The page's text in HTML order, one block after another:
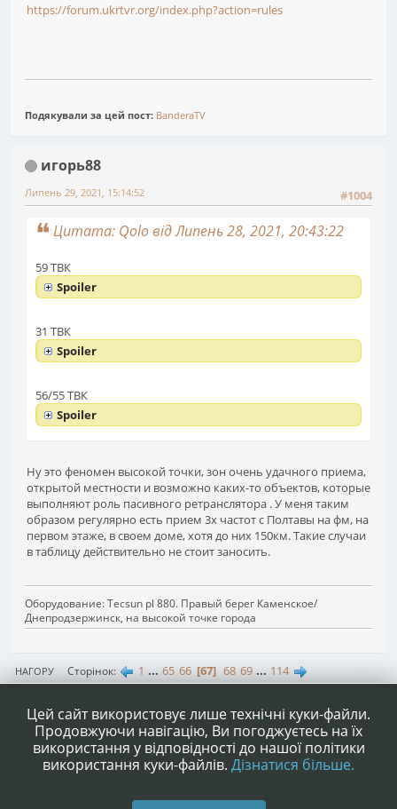
https://forum.ukrtvr.org/index.php?action=rules
Подякували за цей пост: BanderaTV
игорь88
#1004
Липень 29, 2021, 15:14:52
Цитата: Qolo від Липень 28, 2021, 20:43:22
59 ТВК
Spoiler
31 ТВК
Spoiler
56/55 ТВК
Spoiler
Ну это феномен высокой точки, зон очень удачного приема,
открытой местности и возможно каких-то объектов, которые
выполняют роль пасивного ретранслятора . У меня таким
образом регулярно есть прием 3х частот с Полтавы на фм, на
первом этаже, в своем доме, хотя до них 150км. Такие случаи
в таблицу действительно не стоит заносить.
Оборудование: Tecsun pl 880. Правый берег Каменское/
Днепродзержинск, на высокой точке города
НАГОРУ Сторінок 1 ... 65 66 67 68 69 ... 114
Допомога|Умови та правила|Нагору ▲
Цей сайт використовує лише технічні куки-файли.
Продовжуючи навігацію, Ви погоджуєтесь на їх
використання у відповідності до нашої політики
використання куки-файлів. Дізнатися більше.